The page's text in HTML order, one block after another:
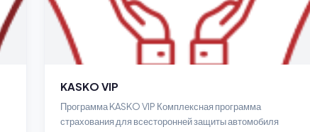
KASKO VIP
Программа KASKO VIP Комплексная программа
страхования для всесторонней защиты автомобиля